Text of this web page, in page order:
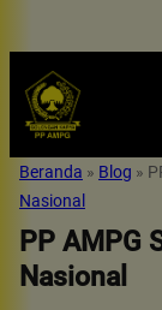
Beranda » Blog »
Nasional
PP AMPG
Nasional